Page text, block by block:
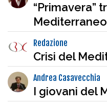
“Primavera”
Mediterraneo
Redazione
Crisi del
Andrea Casavecchia
I giovani del